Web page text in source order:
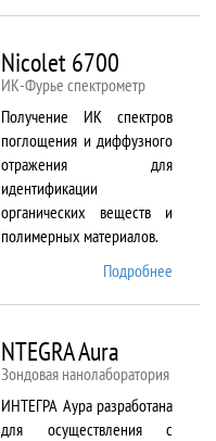
Nicolet 6700
ИК-Фурье спектрометр
Получение ИК спектров
поглощения и диффузного
отражения для
идентификации
органических веществ и
полимерных материалов.
Подробнее
NTEGRA Aura
Зондовая нанолаборатория
ИНТЕГРА Аура разработана
для осуществления с